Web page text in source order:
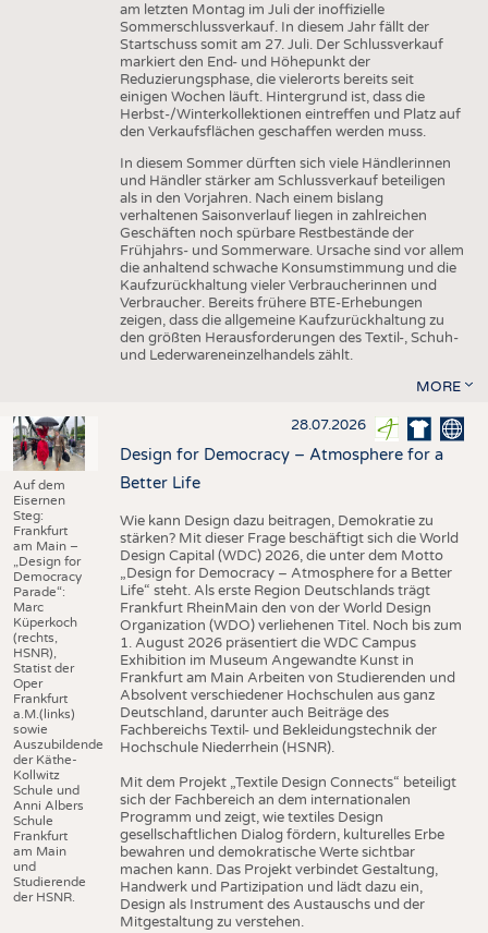
am letzten Montag im Juli der inoffizielle
Sommerschlussverkauf. In diesem Jahr fällt der
Startschuss somit am 27. Juli. Der Schlussverkauf
markiert den End- und Höhepunkt der
Reduzierungsphase, die vielerorts bereits seit
einigen Wochen läuft. Hintergrund ist, dass die
Herbst-/Winterkollektionen eintreffen und Platz auf
den Verkaufsflächen geschaffen werden muss.
In diesem Sommer dürften sich viele Händlerinnen
und Händler stärker am Schlussverkauf beteiligen
als in den Vorjahren. Nach einem bislang
verhaltenen Saisonverlauf liegen in zahlreichen
Geschäften noch spürbare Restbestände der
Frühjahrs- und Sommerware. Ursache sind vor allem
die anhaltend schwache Konsumstimmung und die
Kaufzurückhaltung vieler Verbraucherinnen und
Verbraucher. Bereits frühere BTE-Erhebungen
zeigen, dass die allgemeine Kaufzurückhaltung zu
den größten Herausforderungen des Textil-, Schuh-
und Lederwareneinzelhandels zählt.
MORE
Auf dem
Eisernen
Steg:
Frankfurt
am Main –
„Design for
Democracy
Parade“:
Marc
Küperkoch
(rechts,
HSNR),
Statist der
Oper
Frankfurt
a.M.(links)
sowie
Auszubildende
der Käthe-
Kollwitz
Schule und
Anni Albers
Schule
Frankfurt
am Main
und
Studierende
der HSNR.
28.07.2026
Design for Democracy – Atmosphere for a
Better Life
Wie kann Design dazu beitragen, Demokratie zu
stärken? Mit dieser Frage beschäftigt sich die World
Design Capital (WDC) 2026, die unter dem Motto
„Design for Democracy – Atmosphere for a Better
Life“ steht. Als erste Region Deutschlands trägt
Frankfurt RheinMain den von der World Design
Organization (WDO) verliehenen Titel. Noch bis zum
1. August 2026 präsentiert die WDC Campus
Exhibition im Museum Angewandte Kunst in
Frankfurt am Main Arbeiten von Studierenden und
Absolvent verschiedener Hochschulen aus ganz
Deutschland, darunter auch Beiträge des
Fachbereichs Textil- und Bekleidungstechnik der
Hochschule Niederrhein (HSNR).
Mit dem Projekt „Textile Design Connects“ beteiligt
sich der Fachbereich an dem internationalen
Programm und zeigt, wie textiles Design
gesellschaftlichen Dialog fördern, kulturelles Erbe
bewahren und demokratische Werte sichtbar
machen kann. Das Projekt verbindet Gestaltung,
Handwerk und Partizipation und lädt dazu ein,
Design als Instrument des Austauschs und der
Mitgestaltung zu verstehen.